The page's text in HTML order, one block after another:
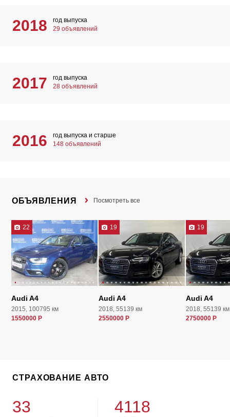
2018
год выпуска
29 объявлений
2017
год выпуска
28 объявлений
2016
год выпуска и старше
148 объявлений
ОБЪЯВЛЕНИЯ Посмотреть все
22
Audi A4
2015, 100795 км
1550000 Р
19
Audi A4
2018, 55139 км
2550000 Р
19
Audi A4
2018, 55139 км
2750000 Р
СТРАХОВАНИЕ АВТО
33 4118